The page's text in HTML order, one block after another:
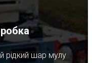
рідкий шар мулу